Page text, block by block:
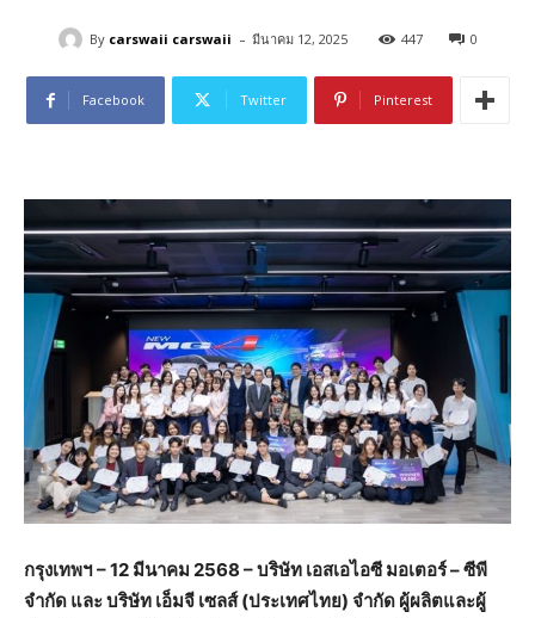
By carswaii carswaii - มีนาคม 12, 2025 447 0
Facebook Twitter Pinterest
กรุงเทพฯ – 12 มีนาคม 2568 –บริษัท เอสเอไอซี มอเตอร์–ซีพี
จำกัด และบริษัท เอ็มจี เซลส์(ประเทศไทย) จำกัด ผู้ผลิตและผู้